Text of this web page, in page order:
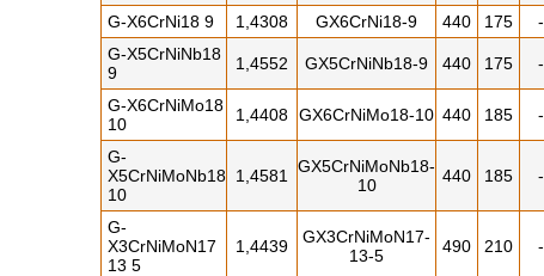
G-X6CrNi18 9
1,4308 GX6CrNi18-9 440 175 -
G-X5CrNiNb18
9
1,4552 GX5CrNiNb18-9 440 175 -
G-X6CrNiMo18
10
1,4408 GX6CrNiMo18-10 440 185 -
G-
X5CrNiMoNb18
10
1,4581
GX5CrNiMoNb18-
10
440 185 -
G-
X3CrNiMoN17
13 5
1,4439
GX3CrNiMoN17-
13-5
490 210 -